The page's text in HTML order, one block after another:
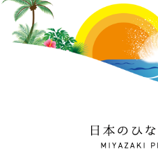
日本のひなた
MIYAZAKI